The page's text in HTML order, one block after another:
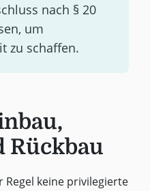
nach § 20
um
zu schaffen.
Rückbau
Regel keine privilegierte